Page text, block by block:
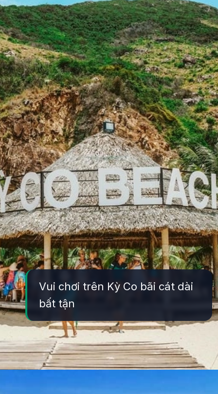
Vui chơi trên Kỳ Co bãi cát dài
bất tận